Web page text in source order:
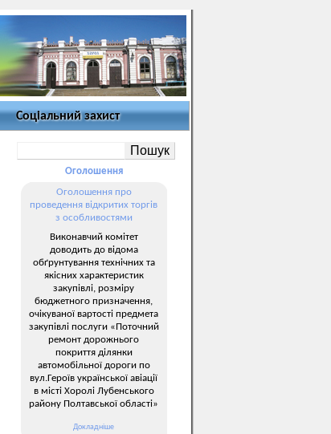
Соціальний захист
Оголошення
Оголошення про
проведення відкритих торгів
з особливостями
Виконавчий комітет
доводить до відома
обґрунтування технічних та
якісних характеристик
закупівлі, розміру
бюджетного призначення,
очікуваної вартості предмета
закупівлі послуги «Поточний
ремонт дорожнього
покриття ділянки
автомобільної дороги по
вул.Героїв української авіації
в місті Хоролі Лубенського
району Полтавської області»
Докладніше